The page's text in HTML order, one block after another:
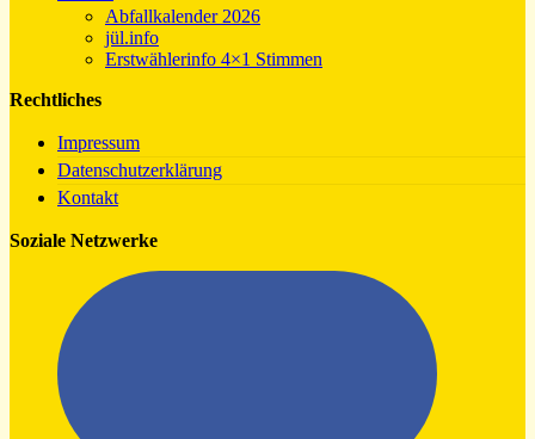
Abfallkalender 2026
jül.info
Erstwählerinfo 4×1 Stimmen
Rechtliches
Impressum
Datenschutzerklärung
Kontakt
Soziale Netzwerke